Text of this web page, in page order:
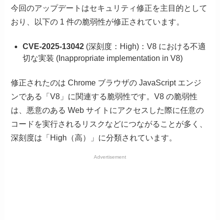
今回のアップデートはセキュリティ修正を主目的として
おり、以下の 1 件の脆弱性が修正されています。
CVE-2025-13042 (深刻度：High)：V8 における不適
切な実装 (Inappropriate implementation in V8)
修正されたのは Chrome ブラウザの JavaScript エンジ
ンである「V8」に関連する脆弱性です。V8 の脆弱性
は、悪意のある Web サイトにアクセスした際に任意の
コードを実行されるリスクなどにつながることが多く、
深刻度は「High（高）」に分類されています。
Advertisement